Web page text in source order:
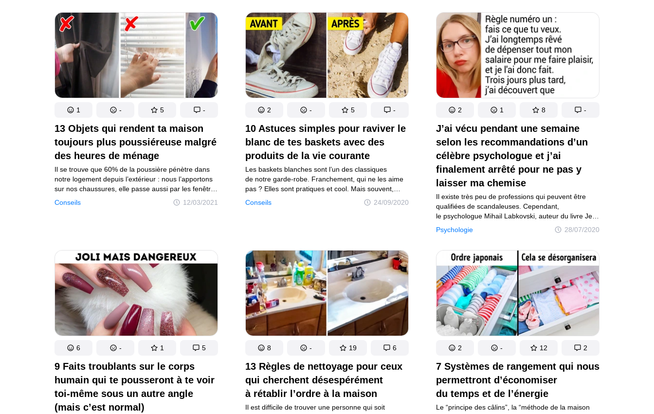
chacun de nous a ses propres secrets pour faire
le ménage de manière efficace et sans perdre
de temps.
que les spécialistes du marketing ont fourni afin
de te faire acheter encore plus de choses ?
13 Objets qui rendent ta maison
toujours plus poussiéreuse malgré
des heures de ménage
Conseils 12/03/2021
Il se trouve que 60% de la poussière pénètre dans
notre logement depuis l’extérieur : nous l’apportons
sur nos chaussures, elle passe aussi par les fenêtres
et les portes. D’où viennent les 40% restants ? Des
vêtements, des meubles, des tapis et d’autres objets
1 - 5 -
10 Astuces simples pour raviver le
blanc de tes baskets avec des
produits de la vie courante
Conseils 24/09/2020
Les baskets blanches sont l’un des classiques
de notre garde-robe. Franchement, qui ne les aime
pas ? Elles sont pratiques et cool. Mais souvent,
comme elles ont tendance à se tacher et à perdre
de leur éclat, nous finissons par les oublier au fond
2 - 5 -
J’ai vécu pendant une semaine
selon les recommandations d’un
célèbre psychologue et j’ai
finalement arrêté pour ne pas y
laisser ma chemise
Psychologie 28/07/2020
Il existe très peu de professions qui peuvent être
qualifiées de scandaleuses. Cependant,
le psychologue Mihail Labkovski, auteur du livre Je
veux et je le serai : S’accepter, aimer la vie,
et devenir heureux, peut à juste titre être considéré
grandes déclarations catégoriques provoquent
souvent énormément d’émotions chez ceux qui
s’intéressent à la psychologie.
2 1 8 -
9 Faits troublants sur le corps
humain qui te pousseront à te voir
toi-même sous un autre angle
(mais c’est normal)
6 - 1 5
13 Règles de nettoyage pour ceux
qui cherchent désespérément
à rétablir l’ordre à la maison
Il est difficile de trouver une personne qui soit
8 - 19 6
7 Systèmes de rangement qui nous
permettront d’économiser
du temps et de l’énergie
Le “principe des câlins”, la “méthode de la maison
2 - 12 2